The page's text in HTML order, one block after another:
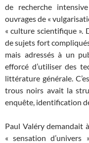
de recherche
ouvrages de «
« culture scientifique ».
de sujets fort
mais adressés à un
efforcé d’utiliser des
littérature générale.
trous noirs avait la
enquête, identification
Paul Valéry demandait
« sensation d’univers